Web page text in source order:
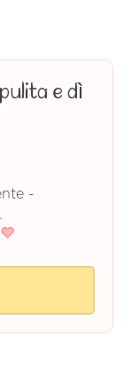
e dì
-